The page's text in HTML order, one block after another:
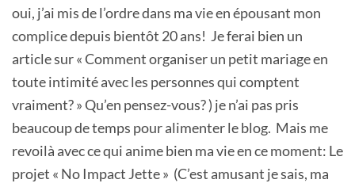
oui, j’ai mis de l’ordre dans ma vie en épousant mon
complice depuis bientôt 20 ans! Je ferai bien un
article sur « Comment organiser un petit mariage en
toute intimité avec les personnes qui comptent
vraiment? » Qu’en pensez-vous? ) je n’ai pas pris
beaucoup de temps pour alimenter le blog. Mais me
revoilà avec ce qui anime bien ma vie en ce moment: Le
projet « No Impact Jette » (C’est amusant je sais, ma